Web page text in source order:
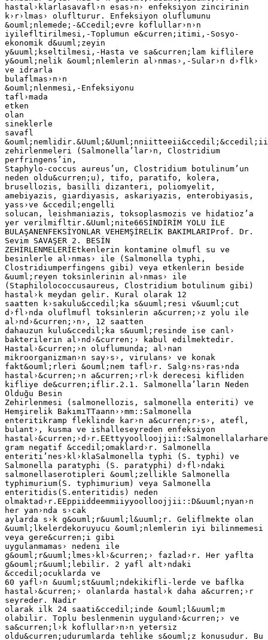
hastal›klarlasavafl›n esas›n› enfeksiyon zincirinin
k›r›lmas› oluflturur. Enfeksiyon oluflumunu
&ouml;nlemede;-&Ccedil;evre koflullar›n›n
iyilefltirilmesi,-Toplumun e&curren;itimi,-Sosyo-
ekonomik d&uuml;zeyin
y&uuml;kseltilmesi,-Hasta ve sa&curren;lam kiflilere
y&ouml;nelik &ouml;nlemlerin al›nmas›,-Sular›n d›flk›
ve idrarla
bulaflmas›n›n
&ouml;nlenmesi,-Enfeksiyonu
tafl›mada
etken
olan
sineklerle
savafl
zehirlenmeleri (Salmonella’lar›n, Clostridium
perfringens’in,
Staphylo-coccus aureus’un, Clostridium botulinum’un
neden oldu&curren;u), tifo, paratifo, kolera,
brusellozis, basilli dizanteri, poliomyelit,
amebiyazis, giardiyasis, askariyazis, enterobiyasis,
yass›ve &ccedil;engelli
solucan, leishmaniazis, toksoplasmozis ve hidatioz’a
yer verilmifltir.&Uuml;nite66SİNDİRİM YOLU İLE
BULAŞANENFEKSİYONLAR VEHEMŞİRELİK BAKIMLARIProf. Dr.
Sevim SAVAŞER 2. BESİN
ZEHİRLENMELERİEtkenlerin kontamine olmufl su ve
besinlerle al›nmas› ile (Salmonella typhi,
Clostridiumperfingens gibi) veya etkenlerin beside
&uuml;reyen toksinlerinin al›nmas› ile
(Staphilolococcusaureus, Clostridium botulinum gibi)
hastal›k meydan gelir. Kural olarak 12
saatten k›sakulu&ccedil;ka s&uuml;resi v&uuml;cut
d›fl›nda oluflmufl toksinlerin a&curren;›z yolu ile
al›nd›&curren;›n›, 12 saatten
dahauzun kulu&ccedil;ka s&uuml;resinde ise canl›
bakterilerin al›nd›&curren;› kabul edilmektedir.
Hastal›&curren;›n oluflumunda; al›nan
mikroorganizman›n say›s›, virulans› ve konak
fakt&ouml;rleri &ouml;nem tafl›r. Salg›ns›ras›nda
hastal›&curren;›n a&curren;›rl›k derecesi kifliden
kifliye de&curren;iflir.2.1. Salmonella’ların Neden
Olduğu Besin
Zehirlenmesi (salmonellozis, salmonella enteriti) ve
Hemşirelik BakımıTTaann››mm::Salmonella
enteritikramp fleklinde kar›n a&curren;r›s›, atefl,
bulant›, kusma ve ishalleseyreden enfeksiyon
gram negatif &ccedil;omaklard›r. Salmonella
enteriti’nes›kl›klaSalmonella typhi (S. typhi) ve
Salmonella paratyphi (S. paratyphi) d›fl›ndaki
salmonellaserotipleri &ouml;zellikle Salmonella
typhimurium(S. typhimurium) veya Salmonella
enteritidis(S.enteritidis) neden
olmaktad›r.EEppiiddeemmiiyyoolloojjii::D&uuml;nyan›n
her yan›nda s›cak
aylarda s›k g&ouml;r&uuml;l&uuml;r. Geliflmekte olan
&uuml;lkelerdekoruyucu &ouml;nlemlerin iyi bilinmemesi
veya gere&curren;i gibi
uygulanmamas› nedeni ile
g&ouml;r&uuml;lmes›kl›&curren;› fazlad›r. Her yaflta
g&ouml;r&uuml;lebilir. 2 yafl alt›ndaki
&ccedil;ocuklarda ve
60 yafl›n &uuml;st&uuml;ndekikifli-lerde ve baflka
hastal›&curren;› olanlarda hastal›k daha a&curren;›r
seyreder. Nadir
olarak ilk 24 saati&ccedil;inde &ouml;l&uuml;m
olabilir. Toplu beslenmenin uyguland›&curren;› ve
sa&curren;l›k koflullar›n›n yetersiz
oldu&curren;udurumlarda tehlike s&ouml;z konusudur. Bu